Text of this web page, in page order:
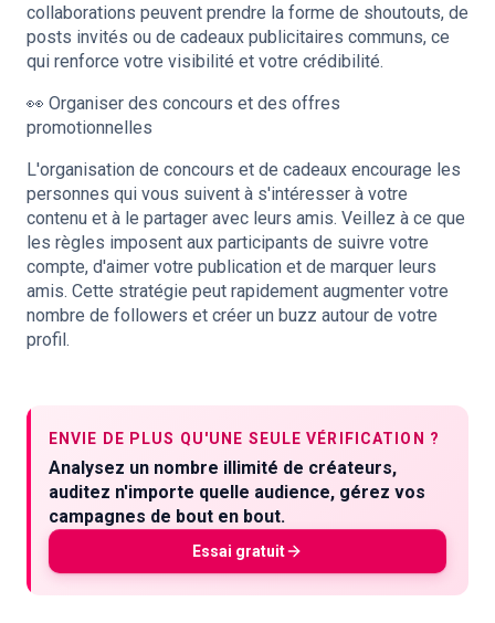
collaborations peuvent prendre la forme de shoutouts, de
posts invités ou de cadeaux publicitaires communs, ce
qui renforce votre visibilité et votre crédibilité.
👀 Organiser des concours et des offres
promotionnelles
L'organisation de concours et de cadeaux encourage les
personnes qui vous suivent à s'intéresser à votre
contenu et à le partager avec leurs amis. Veillez à ce que
les règles imposent aux participants de suivre votre
compte, d'aimer votre publication et de marquer leurs
amis. Cette stratégie peut rapidement augmenter votre
nombre de followers et créer un buzz autour de votre
profil.
ENVIE DE PLUS QU'UNE SEULE VÉRIFICATION ?
Analysez un nombre illimité de créateurs,
auditez n'importe quelle audience, gérez vos
campagnes de bout en bout.
Essai gratuit